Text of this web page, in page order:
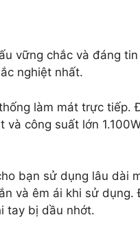
vững chắc và đáng
nghiệt nhất.
làm mát trực tiếp.
công suất lớn
bạn sử dụng lâu dài
và êm ái khi sử dụng.
tay bị dầu nhớt.